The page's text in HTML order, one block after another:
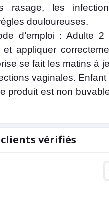
rasage, les
douloureuses.
d’emploi : Adulte
et appliquer
se fait les matins à
vaginales.
produit est non
vérifiés